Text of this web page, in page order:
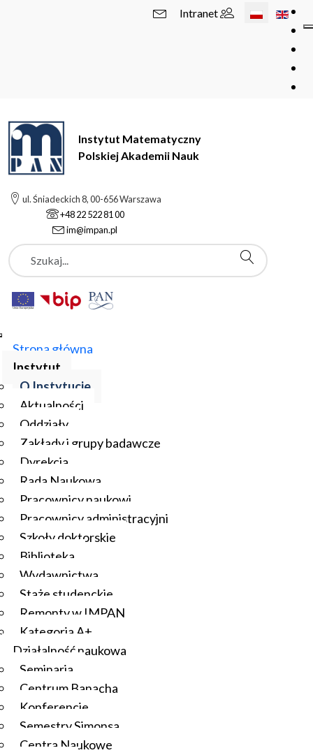
Wybierz swój
Intranet
Instytut Matematyczny
Polskiej Akademii Nauk
ul. Śniadeckich 8, 00-656 Warszawa
+48 22 522 81 00
im@impan.pl
Szukaj
Strona główna
Instytut
O Instytucie
Aktualności
Oddziały
Zakłady i grupy badawcze
Dyrekcja
Rada Naukowa
Pracownicy naukowi
Pracownicy administracyjni
Szkoły doktorskie
Biblioteka
Wydawnictwa
Staże studenckie
Remonty w IMPAN
Kategoria A+
Działalność naukowa
Seminaria
Centrum Banacha
Konferencje
Semestry Simonsa
Centra Naukowe